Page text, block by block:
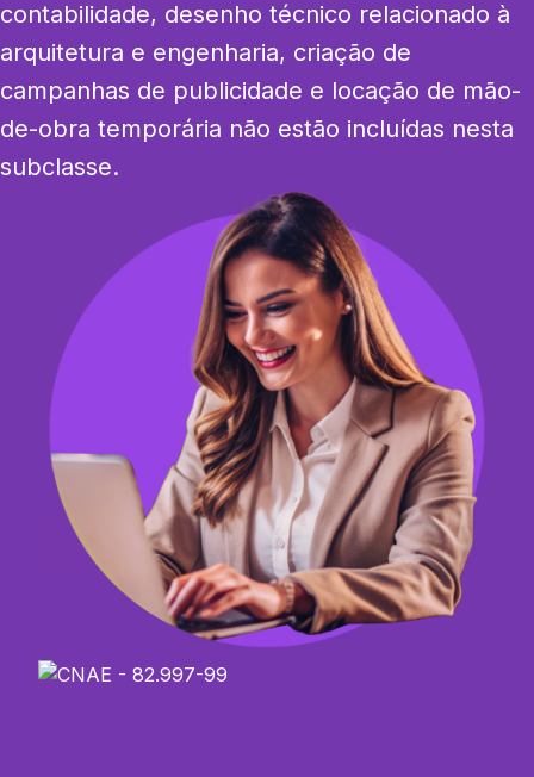
contabilidade, desenho técnico relacionado à
arquitetura e engenharia, criação de
campanhas de publicidade e locação de mão-
de-obra temporária não estão incluídas nesta
subclasse.